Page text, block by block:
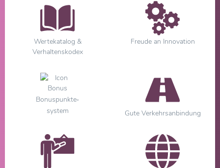
Wertekatalog &
Verhaltenskodex
Freude an Innovation
Bonuspunkte-
system Gute Verkehrsanbindung